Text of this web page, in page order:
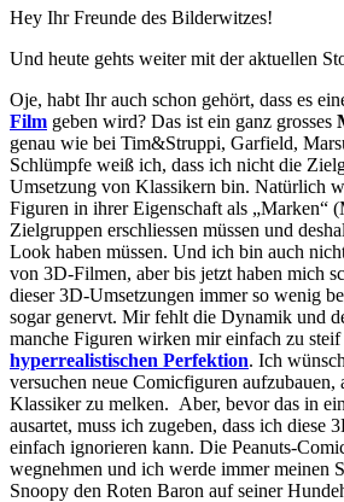
Hey Ihr Freunde des Bilderwitzes!
Und heute gehts weiter mit der aktuellen
Oje, habt Ihr auch schon gehört, dass es
Film geben wird? Das ist ein ganz grosses
genau wie bei Tim&Struppi, Garfield,
Schlümpfe weiß ich, dass ich nicht die
Umsetzung von Klassikern bin. Natürlich
Figuren in ihrer Eigenschaft als „Marken“
Zielgruppen erschliessen müssen und
Look haben müssen. Und ich bin auch
von 3D-Filmen, aber bis jetzt haben mich
dieser 3D-Umsetzungen immer so wenig
sogar genervt. Mir fehlt die Dynamik und
manche Figuren wirken mir einfach zu
hyperrealistischen Perfektion. Ich
versuchen neue Comicfiguren aufzubauen,
Klassiker zu melken. Aber, bevor das in
ausartet, muss ich zugeben, dass ich diese
einfach ignorieren kann. Die Peanuts-
wegnehmen und ich werde immer meinen
Snoopy den Roten Baron auf seiner